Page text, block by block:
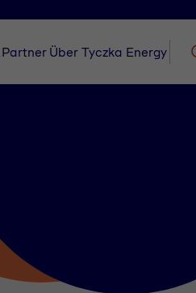
Partner Über Tyczka Energy